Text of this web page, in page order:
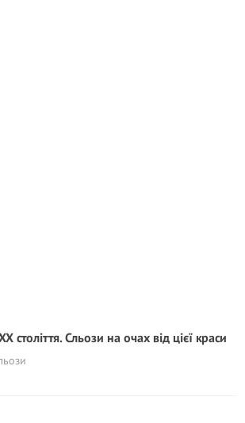
століття. Сльози на очах від цієї краси